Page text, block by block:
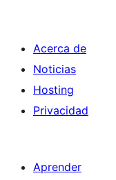
Acerca de
Noticias
Hosting
Privacidad
Aprender